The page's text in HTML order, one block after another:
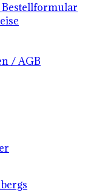
/ AGB